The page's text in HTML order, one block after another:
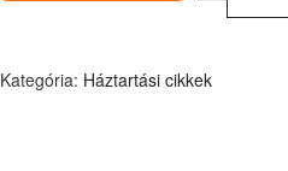
Kategória: Háztartási cikkek